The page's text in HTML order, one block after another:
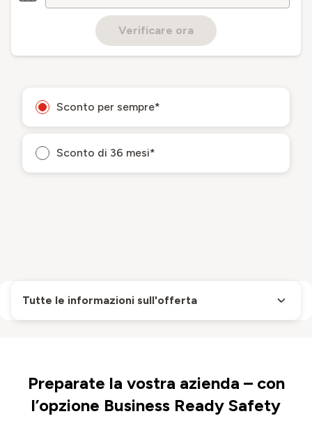
Verificare ora
Sconto per sempre*
Sconto di 36 mesi*
Tutte le informazioni sull'offerta
Preparate la vostra azienda – con
l’opzione Business Ready Safety